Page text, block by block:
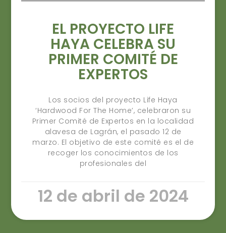
EL PROYECTO LIFE
HAYA CELEBRA SU
PRIMER COMITÉ DE
EXPERTOS
Los socios del proyecto Life Haya
‘Hardwood For The Home’, celebraron su
Primer Comité de Expertos en la localidad
alavesa de Lagrán, el pasado 12 de
marzo. El objetivo de este comité es el de
recoger los conocimientos de los
profesionales del
12 de abril de 2024